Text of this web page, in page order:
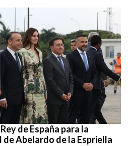
de España para la
Abelardo de la Espriella